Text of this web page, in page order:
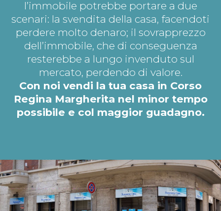
l’immobile potrebbe portare a due
scenari: la svendita della casa, facendoti
perdere molto denaro; il sovrapprezzo
dell’immobile, che di conseguenza
resterebbe a lungo invenduto sul
mercato, perdendo di valore.
Con noi vendi la tua casa in Corso
Regina Margherita nel minor tempo
possibile e col maggior guadagno.